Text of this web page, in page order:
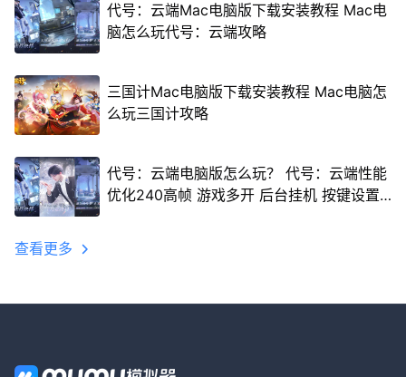
代号：云端Mac电脑版下载安装教程 Mac电
脑怎么玩代号：云端攻略
三国计Mac电脑版下载安装教程 Mac电脑怎
么玩三国计攻略
代号：云端电脑版怎么玩？ 代号：云端性能
优化240高帧 游戏多开 后台挂机 按键设置
查看更多